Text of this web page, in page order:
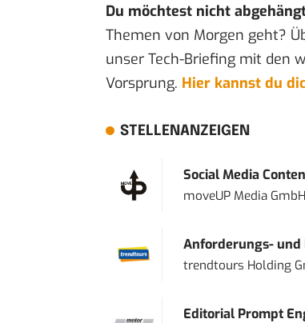
Du möchtest nicht
Themen von Morgen geht?
unser Tech-Briefing mit den
Vorsprung. Hier kannst du
STELLENANZEIGEN
Social Media
moveUP Media GmbH
Anforderungs- und
trendtours Holding
Editorial Prompt